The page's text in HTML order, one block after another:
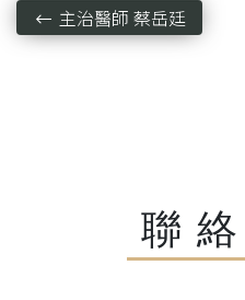
主治醫師 蔡岳廷
聯